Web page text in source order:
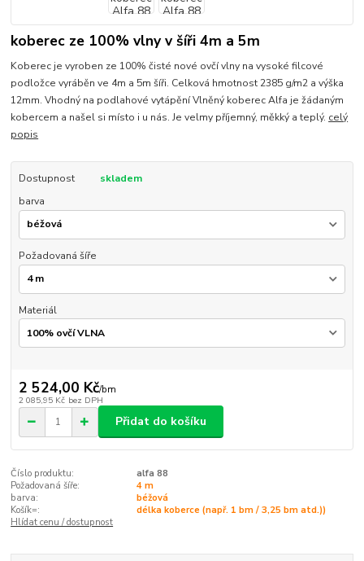
koberec ze 100% vlny v šíři 4m a 5m
Koberec je vyroben ze 100% čisté nové ovčí vlny na vysoké filcové
podložce vyráběn ve 4m a 5m šíři. Celková hmotnost 2385 g/m2 a výška
12mm. Vhodný na podlahové vytápění Vlněný koberec Alfa je žádaným
kobercem a našel si místo i u nás. Je velmy příjemný, měkký a teplý. celý
popis
Dostupnost
skladem
barva
Požadovaná šíře
Materiál
2 524,00 Kč/bm
2 085,95 Kč bez DPH
Přidat do košíku
Číslo produktu:
alfa 88
Požadovaná šíře:
4 m
barva:
béžová
Košík=:
délka koberce (např. 1 bm / 3,25 bm atd.))
Hlídat cenu / dostupnost